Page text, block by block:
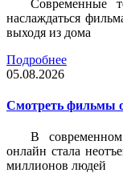
Современные
наслаждаться
выходя из дома
Подробнее
05.08.2026
Смотреть фильмы
В
онлайн стала
миллионов людей